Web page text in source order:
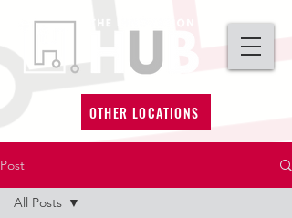
OTHER LOCATIONS
Post
All Posts